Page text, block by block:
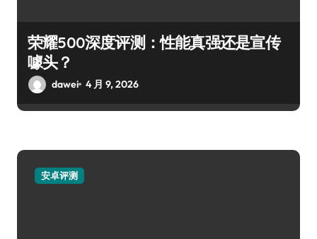
荣耀500深度评测：性能真强还是宣传
噱头？
dawei 4 月 9, 2026
安卓评测